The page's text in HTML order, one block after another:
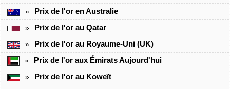
» Prix de l'or en Australie
» Prix de l'or au Qatar
» Prix de l'or au Royaume-Uni (UK)
» Prix de l'or aux Émirats Aujourd'hui
» Prix de l'or au Koweït